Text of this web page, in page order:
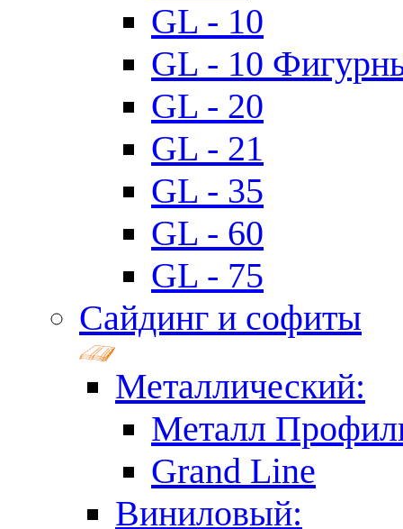
GL - 10
GL - 10
GL - 20
GL - 21
GL - 35
GL - 60
GL - 75
Сайдинг и софиты
Металлический:
Металл
Grand Line
Виниловый: